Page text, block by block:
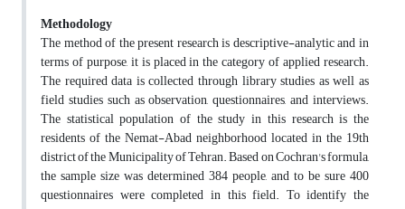
Methodology
The method of the present research is descriptive-analytic and in
terms of purpose, it is placed in the category of applied research.
The required data is collected through library studies as well as
field studies such as observation, questionnaires, and interviews.
The statistical population of the study in this research is the
residents of the Nemat-Abad neighborhood located in the 19th
district of the Municipality of Tehran. Based on Cochran's formula,
the sample size was determined 384 people, and to be sure 400
questionnaires were completed in this field. To identify the